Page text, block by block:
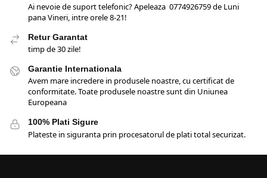
Ai nevoie de suport telefonic? Apeleaza 0774926759 de Luni
pana Vineri, intre orele 8-21!
Retur Garantat
timp de 30 zile!
Garantie Internationala
Avem mare incredere in produsele noastre, cu certificat de
conformitate. Toate produsele noastre sunt din Uniunea
Europeana
100% Plati Sigure
Plateste in siguranta prin procesatorul de plati total securizat.